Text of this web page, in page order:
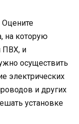
Оцените
на которую
ПВХ, и
осуществить
электрических
и других
установке